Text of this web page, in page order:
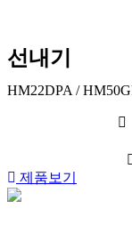
선내기
HM22DPA /
제품보기